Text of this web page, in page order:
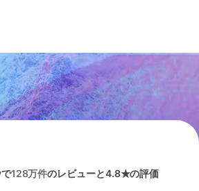
128万件のレビューと4.8★の評価